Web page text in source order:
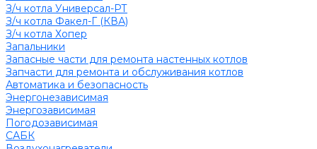
З/ч котла Универсал-РТ
З/ч котла Факел-Г (КВА)
З/ч котла Хопер
Запальники
Запасные части для ремонта настенных котлов
Запчасти для ремонта и обслуживания котлов
Автоматика и безопасность
Энергонезависимая
Энергозависимая
Погодозависимая
САБК